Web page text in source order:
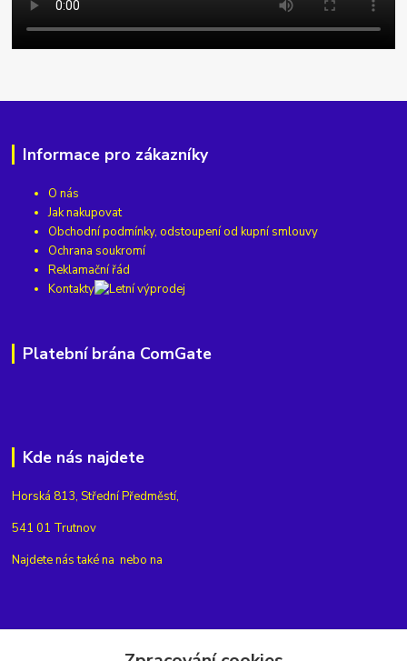
Informace pro zákazníky
O nás
Jak nakupovat
Obchodní podmínky, odstoupení od kupní smlouvy
Ochrana soukromí
Reklamační řád
Kontakty
Platební brána ComGate
Kde nás najdete
Horská 813, Střední Předměstí,
541 01 Trutnov
Najdete nás také na nebo na